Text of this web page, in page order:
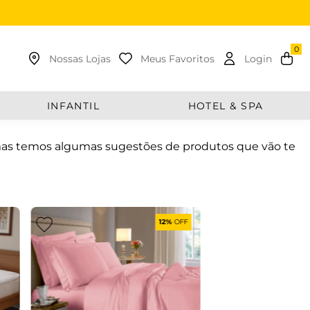
Nossas Lojas Meus Favoritos Login
INFANTIL HOTEL & SPA
temos algumas sugestões de produtos que vão te
12%OFF